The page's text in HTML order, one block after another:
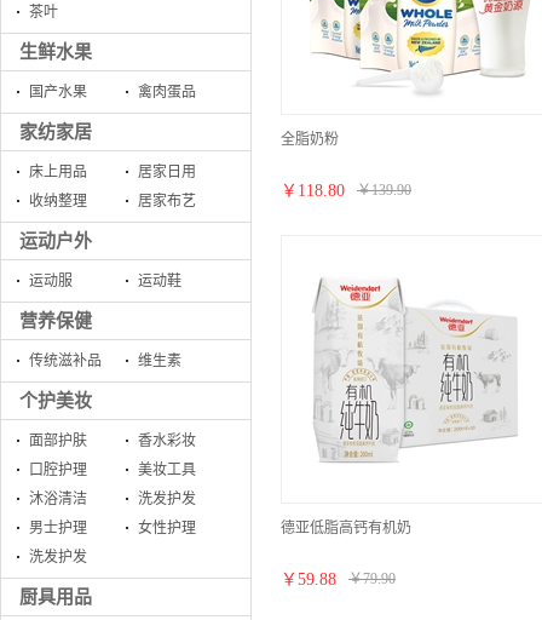
茶叶
生鲜水果
国产水果 禽肉蛋品
家纺家居
床上用品
居家日用
收纳整理
居家布艺
运动户外
运动服 运动鞋
营养保健
传统滋补品 维生素
个护美妆
面部护肤
香水彩妆
口腔护理
美妆工具
沐浴清洁
洗发护发
男士护理
女性护理
洗发护发
厨具用品
全脂奶粉
￥ 118.80 ￥139.90
德亚低脂高钙有机奶
￥ 59.88 ￥79.90